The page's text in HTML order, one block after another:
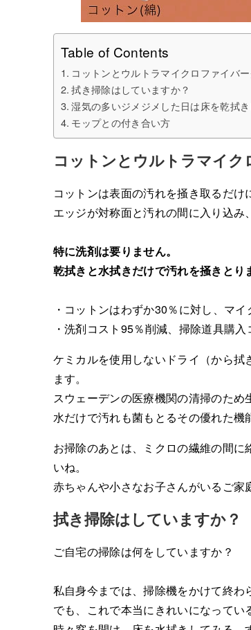
Table of Contents
コットンとウルトラマイクロファイバ
拭き掃除はしていますか？
湿気の多いジメジメした日は床を乾拭
モップとの付き合い方
コットンとウルトラマイク
コットンは表面の汚れを掻き取るだけ
エッジが対称面と汚れの間に入り込み
特に洗剤は要りません。
乾拭きと水拭きだけで汚れを掻きとり
・コットンはわずか30％に対し、マ
・洗剤コスト95％削減、掃除道具購
ケミカルを使用しないドライ（から
ます。
スウェーデンの医療機関の清掃のため
水だけで汚れも菌もとるその優れた機
お掃除のあとは、ミクロの繊維の間
いね。
赤ちゃんや小さなお子さんがいるご家
拭き掃除はしていますか？
ご自宅の掃除は何をしていますか？
私自身今までは、掃除機をかけて終わ
でも、これで本当にきれいになってい